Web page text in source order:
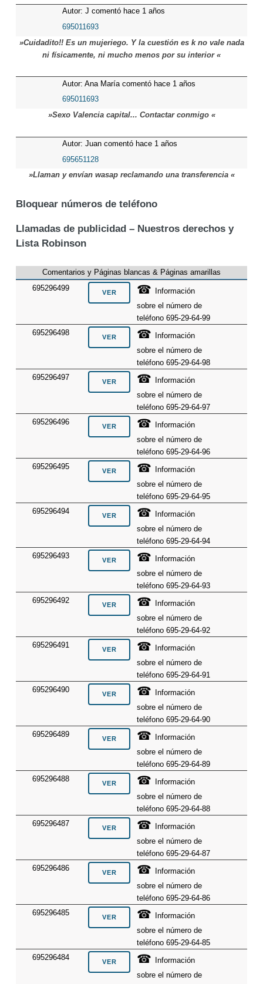
Autor: J comentó hace 1 años
695011693
»Cuidadito!! Es un mujeriego. Y la cuestión es k no vale nada
ni físicamente, ni mucho menos por su interior «
Autor: Ana María comentó hace 1 años
695011693
»Sexo Valencia capital... Contactar conmigo «
Autor: Juan comentó hace 1 años
695651128
»Llaman y envían wasap reclamando una transferencia «
Bloquear números de teléfono
Llamadas de publicidad – Nuestros derechos y
Lista Robinson
Comentarios y Páginas blancas & Páginas amarillas
695296499
☎ Información
sobre el número de
teléfono 695-29-64-99
695296498
☎ Información
sobre el número de
teléfono 695-29-64-98
695296497
☎ Información
sobre el número de
teléfono 695-29-64-97
695296496
☎ Información
sobre el número de
teléfono 695-29-64-96
695296495
☎ Información
sobre el número de
teléfono 695-29-64-95
695296494
☎ Información
sobre el número de
teléfono 695-29-64-94
695296493
☎ Información
sobre el número de
teléfono 695-29-64-93
695296492
☎ Información
sobre el número de
teléfono 695-29-64-92
695296491
☎ Información
sobre el número de
teléfono 695-29-64-91
695296490
☎ Información
sobre el número de
teléfono 695-29-64-90
695296489
☎ Información
sobre el número de
teléfono 695-29-64-89
695296488
☎ Información
sobre el número de
teléfono 695-29-64-88
695296487
☎ Información
sobre el número de
teléfono 695-29-64-87
695296486
☎ Información
sobre el número de
teléfono 695-29-64-86
695296485
☎ Información
sobre el número de
teléfono 695-29-64-85
695296484
☎ Información
sobre el número de